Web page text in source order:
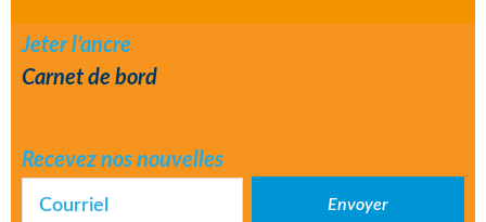
Jeter l’ancre
Carnet de bord
Recevez nos nouvelles